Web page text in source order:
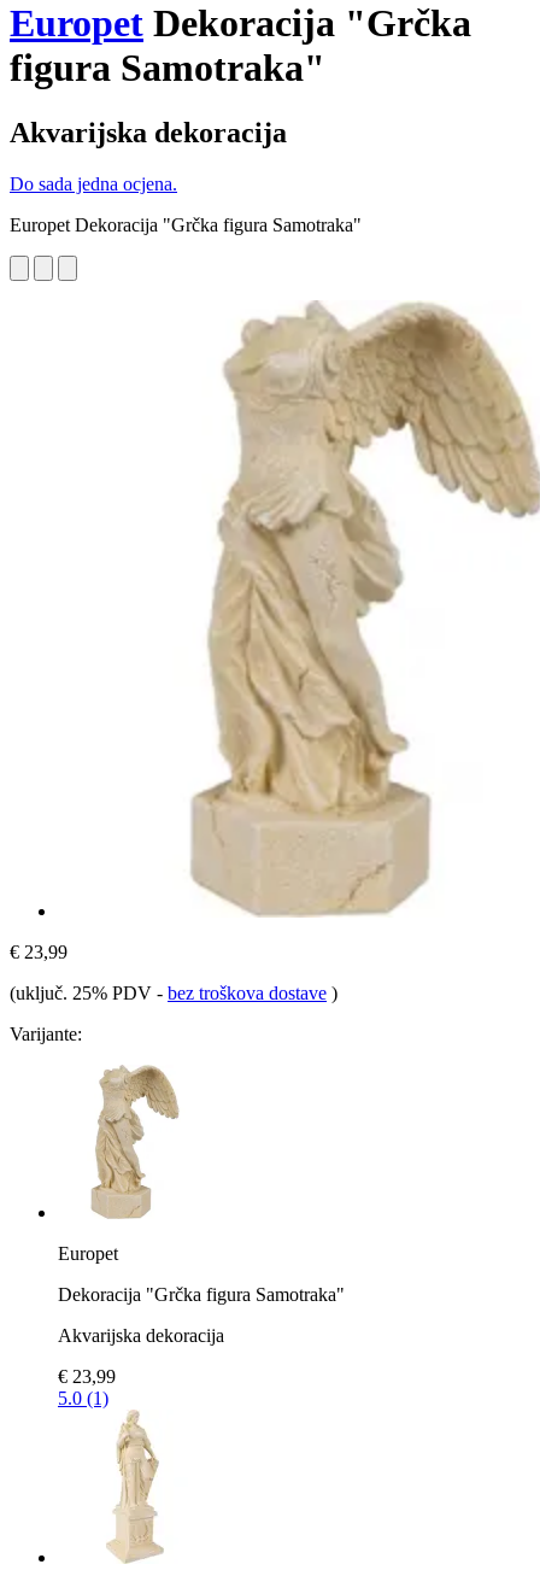
Europet Dekoracija "Grčka
figura Samotraka"
Akvarijska dekoracija
Do sada jedna ocjena.
Europet Dekoracija "Grčka figura Samotraka"
€ 23,99
(uključ. 25% PDV - bez troškova dostave )
Varijante:
Europet
Dekoracija "Grčka figura Samotraka"
Akvarijska dekoracija
€ 23,99
5.0 (1)